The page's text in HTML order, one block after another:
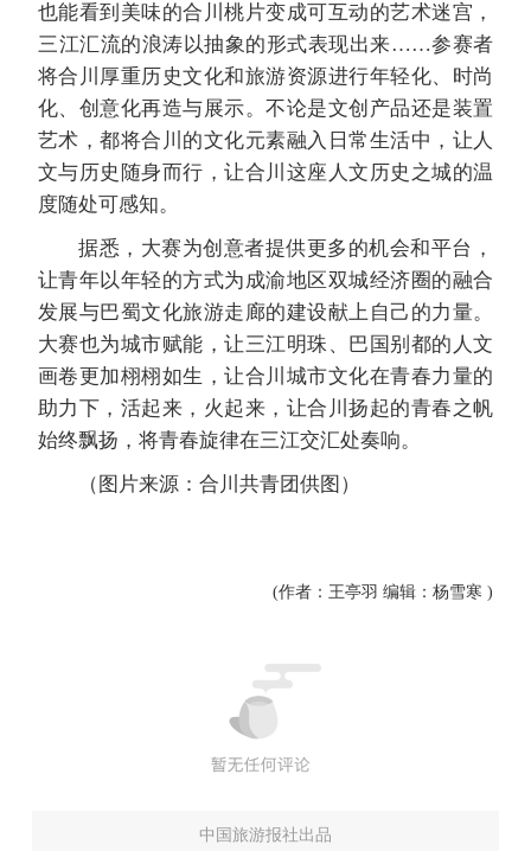
也能看到美味的合川桃片变成可互动的艺术迷宫，
三江汇流的浪涛以抽象的形式表现出来……参赛者
将合川厚重历史文化和旅游资源进行年轻化、时尚
化、创意化再造与展示。不论是文创产品还是装置
艺术，都将合川的文化元素融入日常生活中，让人
文与历史随身而行，让合川这座人文历史之城的温
度随处可感知。
据悉，大赛为创意者提供更多的机会和平台，
让青年以年轻的方式为成渝地区双城经济圈的融合
发展与巴蜀文化旅游走廊的建设献上自己的力量。
大赛也为城市赋能，让三江明珠、巴国别都的人文
画卷更加栩栩如生，让合川城市文化在青春力量的
助力下，活起来，火起来，让合川扬起的青春之帆
始终飘扬，将青春旋律在三江交汇处奏响。
（图片来源：合川共青团供图）
(作者：王亭羽 编辑：杨雪寒 )
中国旅游报社出品